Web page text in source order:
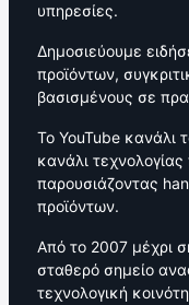
υπηρεσίες.
Δημοσιεύουμε
προϊόντων,
βασισμένους σε
Το YouTube κανάλι
κανάλι
παρουσιάζοντας
προϊόντων.
Από το 2007 μέχρι
σταθερό σημείο
τεχνολογική